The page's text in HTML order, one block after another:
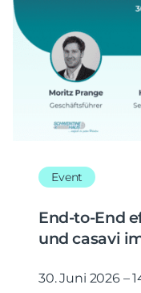
Event
End-to-End
und casavi
30. Juni 2026 –